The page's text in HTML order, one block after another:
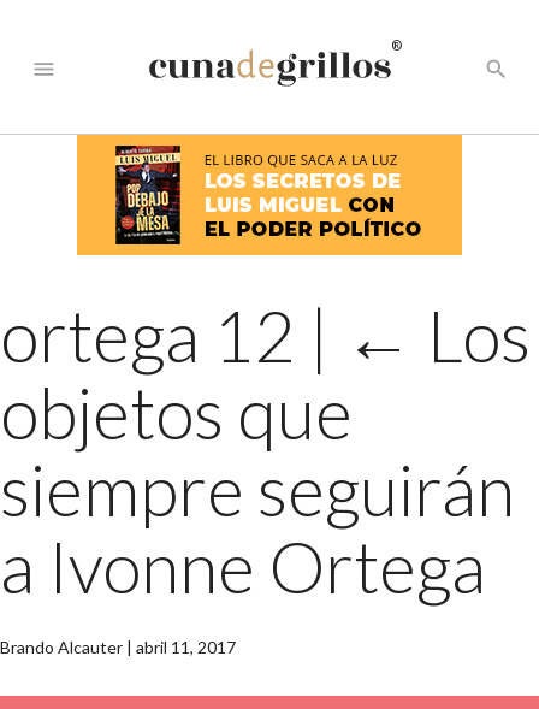
menu
®
search
ortega 12 | ← Los
objetos que
siempre seguirán
a Ivonne Ortega
Brando Alcauter | abril 11, 2017